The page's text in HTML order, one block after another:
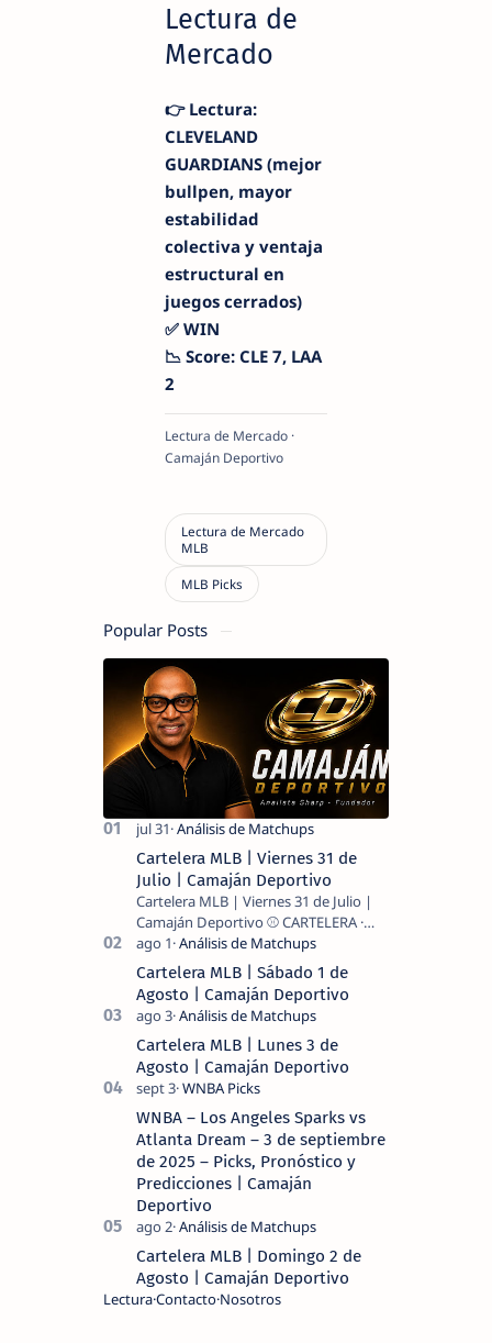
Lectura de
Mercado
👉 Lectura:
CLEVELAND
GUARDIANS (mejor
bullpen, mayor
estabilidad
colectiva y ventaja
estructural en
juegos cerrados)
✅ WIN
📉 Score: CLE 7, LAA
2
Lectura de Mercado ·
Camaján Deportivo
Popular Posts
Cartelera MLB | Viernes 31 de
Julio | Camaján Deportivo
Cartelera MLB | Viernes 31 de Julio |
Camaján Deportivo ⚾ CARTELERA ·
MLB 2026 ⚾ MI LECTURA DEL DÍA …
Cartelera MLB | Sábado 1 de
Agosto | Camaján Deportivo
Cartelera MLB | Lunes 3 de
Agosto | Camaján Deportivo
WNBA – Los Angeles Sparks vs
Atlanta Dream – 3 de septiembre
de 2025 – Picks, Pronóstico y
Predicciones | Camaján
Deportivo
Cartelera MLB | Domingo 2 de
Agosto | Camaján Deportivo
LecturaContacto Nosotros